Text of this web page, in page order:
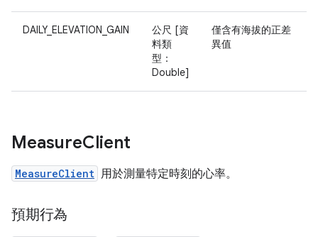
DAILY_ELEVATION_GAIN
公尺 [資
料類
型：
Double]
僅含有海拔的正差
異值
MeasureClient
MeasureClient 用於測量特定時刻的心率。
預期行為